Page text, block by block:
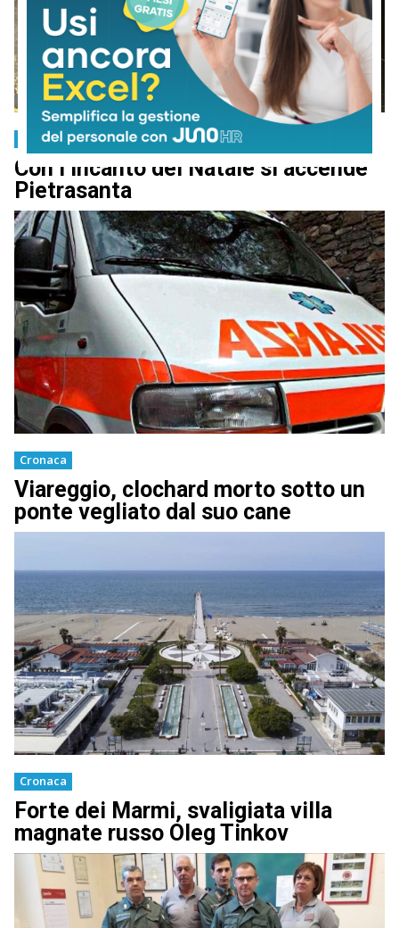
Cronaca
Con l’Incanto del Natale si accende
Pietrasanta
Cronaca
Viareggio, clochard morto sotto un
ponte vegliato dal suo cane
Cronaca
Forte dei Marmi, svaligiata villa
magnate russo Oleg Tinkov